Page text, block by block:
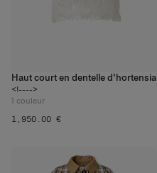
Haut court en dentelle d'hortensia
<!---->
1 couleur
‌1,950.00 €